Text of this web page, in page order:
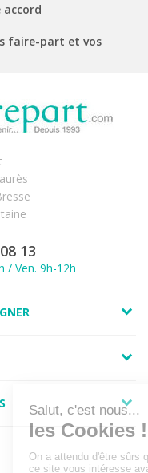
accord
faire-part et vos
13
/ Ven. 9h-12h